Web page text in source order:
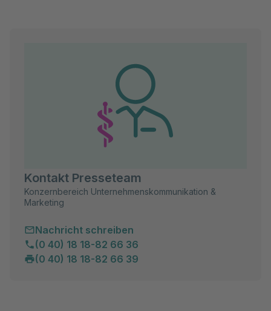
Kontakt Presseteam
Konzernbereich Unternehmenskommunikation &
Marketing
Nachricht schreiben
(0 40) 18 18-82 66 36
(0 40) 18 18-82 66 39